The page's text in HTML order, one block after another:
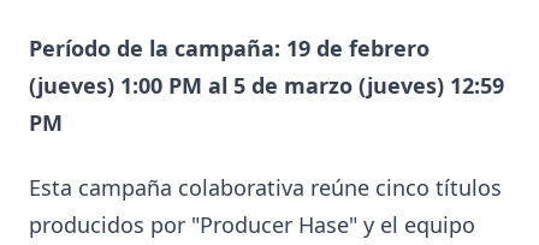
Período de la campaña: 19 de febrero
(jueves) 1:00 PM al 5 de marzo (jueves) 12:59
PM
Esta campaña colaborativa reúne cinco títulos
producidos por "Producer Hase" y el equipo